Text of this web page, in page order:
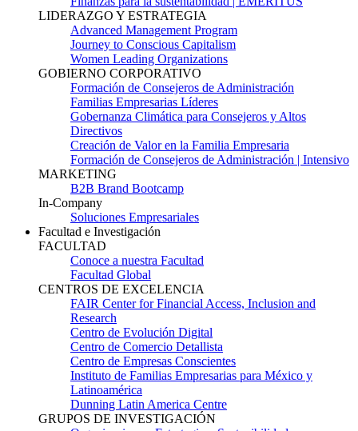
LIDERAZGO Y ESTRATEGIA
Advanced Management Program
Journey to Conscious Capitalism
Women Leading Organizations
GOBIERNO CORPORATIVO
Formación de Consejeros de Administración
Familias Empresarias Líderes
Gobernanza Climática para Consejeros y Altos
Directivos
Creación de Valor en la Familia Empresaria
Formación de Consejeros de Administración | Intensivo
MARKETING
B2B Brand Bootcamp
In-Company
Soluciones Empresariales
Facultad e Investigación
FACULTAD
Conoce a nuestra Facultad
Facultad Global
CENTROS DE EXCELENCIA
FAIR Center for Financial Access, Inclusion and
Research
Centro de Evolución Digital
Centro de Comercio Detallista
Centro de Empresas Conscientes
Instituto de Familias Empresarias para México y
Latinoamérica
Dunning Latin America Centre
GRUPOS DE INVESTIGACIÓN